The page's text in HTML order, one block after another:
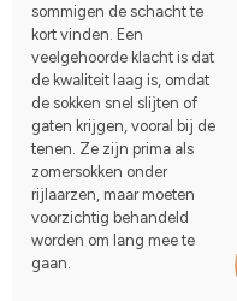
sommigen de schacht te
kort vinden. Een
veelgehoorde klacht is dat
de kwaliteit laag is, omdat
de sokken snel slijten of
gaten krijgen, vooral bij de
tenen. Ze zijn prima als
zomersokken onder
rijlaarzen, maar moeten
voorzichtig behandeld
worden om lang mee te
gaan.